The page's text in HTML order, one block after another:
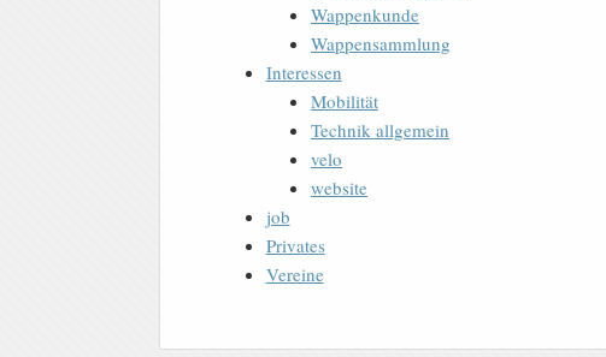
Wappenkunde
Wappensammlung
Interessen
Mobilität
Technik allgemein
velo
website
job
Privates
Vereine